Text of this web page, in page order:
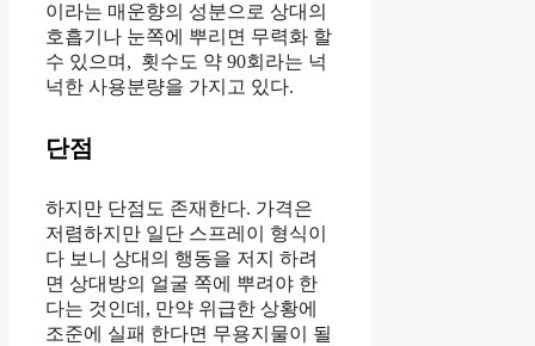
이라는 매운향의 성분으로 상대의
호흡기나 눈쪽에 뿌리면 무력화 할
수 있으며, 횟수도 약 90회라는 넉
넉한 사용분량을 가지고 있다.
단점
하지만 단점도 존재한다. 가격은
저렴하지만 일단 스프레이 형식이
다 보니 상대의 행동을 저지 하려
면 상대방의 얼굴 쪽에 뿌려야 한
다는 것인데, 만약 위급한 상황에
조준에 실패 한다면 무용지물이 될